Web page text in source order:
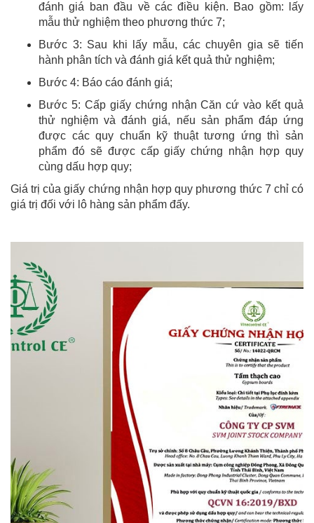
đánh giá ban đầu về các điều kiện. Bao gồm: lấy
mẫu thử nghiệm theo phương thức 7;
Bước 3: Sau khi lấy mẫu, các chuyên gia sẽ tiến
hành phân tích và đánh giá kết quả thử nghiệm;
Bước 4: Báo cáo đánh giá;
Bước 5: Cấp giấy chứng nhận Căn cứ vào kết quả
thử nghiệm và đánh giá, nếu sản phẩm đáp ứng
được các quy chuẩn kỹ thuật tương ứng thì sản
phẩm đó sẽ được cấp giấy chứng nhận hợp quy
cùng dấu hợp quy;
Giá trị của giấy chứng nhận hợp quy phương thức 7 chỉ có
giá trị đối với lô hàng sản phẩm đấy.